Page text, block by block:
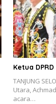
Ketua
TANJUNG
Utara,
acara…